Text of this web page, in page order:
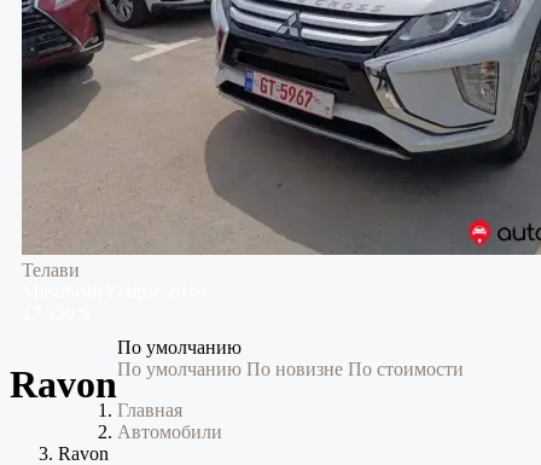
Телави
Ravon
По умолчанию
По умолчанию По новизне По стоимости
Главная
Автомобили
Ravon